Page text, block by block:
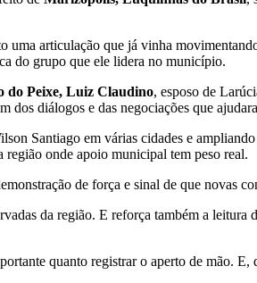
articulação que já vinha
do grupo que ele lidera no município.
do Peixe, Luiz Claudino, esposo de
dos diálogos e das negociações que
Santiago em várias cidades e
onde apoio municipal tem peso real.
de força e sinal de que novas
da região. E reforça também a
quanto registrar o aperto de mão.